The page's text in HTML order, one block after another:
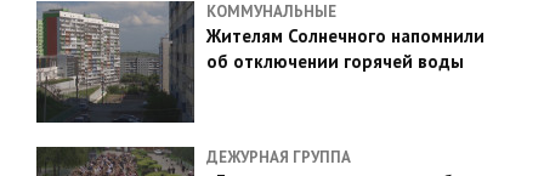
КОММУНАЛЬНЫЕ
Жителям Солнечного напомнили
об отключении горячей воды
ДЕЖУРНАЯ ГРУППА